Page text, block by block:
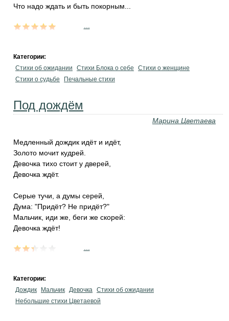
Что надо ждать и быть покорным...
Категории:
Стихи об ожидании
Стихи Блока о себе
Стихи о женщине
Стихи о судьбе
Печальные стихи
Под дождём
Марина Цветаева
Медленный дождик идёт и идёт,
Золото мочит кудрей.
Девочка тихо стоит у дверей,
Девочка ждёт.
Серые тучи, а думы серей,
Дума: "Придёт? Не придёт?"
Мальчик, иди же, беги же скорей:
Девочка ждёт!
Категории:
Дождик
Мальчик Девочка Стихи об ожидании
Небольшие стихи Цветаевой